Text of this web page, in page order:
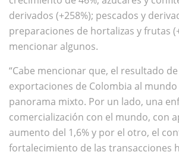
derivados (+258%); pescados y
preparaciones de hortalizas y frutas
mencionar algunos.
“Cabe mencionar que, el resultado
exportaciones de Colombia al
panorama mixto. Por un lado, una
comercialización con el mundo, con
aumento del 1,6% y por el otro, el
fortalecimiento de las transacciones